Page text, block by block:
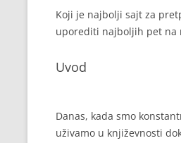
Koji je najbolji sajt za
uporediti najboljih pet na
Uvod
Danas, kada smo
uživamo u književnosti